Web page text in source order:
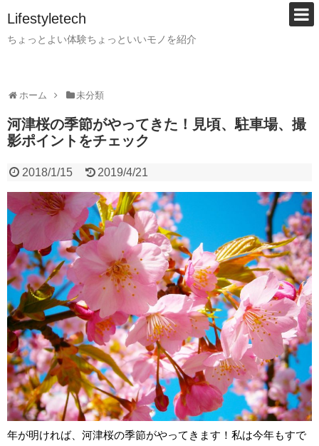
Lifestyletech
ちょっとよい体験ちょっといいモノを紹介
ホーム 未分類
河津桜の季節がやってきた！見頃、駐車場、撮
影ポイントをチェック
2018/1/15 2019/4/21
年が明ければ、河津桜の季節がやってきます！私は今年もすで